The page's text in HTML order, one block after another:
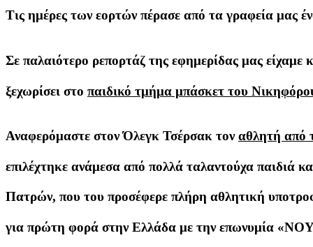
Τις ημέρες των εορτών πέρασε από τα γραφεία μας
Σε παλαιότερο ρεπορτάζ της εφημερίδας μας είχαμε
ξεχωρίσει στο παιδικό τμήμα μπάσκετ του
Αναφερόμαστε στον Όλεγκ Τσέρσακ τοναθλητή από
επιλέχτηκε ανάμεσα από πολλά ταλαντούχα παιδιά
Πατρών, που του προσέφερε πλήρη αθλητική
για πρώτη φορά στην Ελλάδα με την επωνυμία